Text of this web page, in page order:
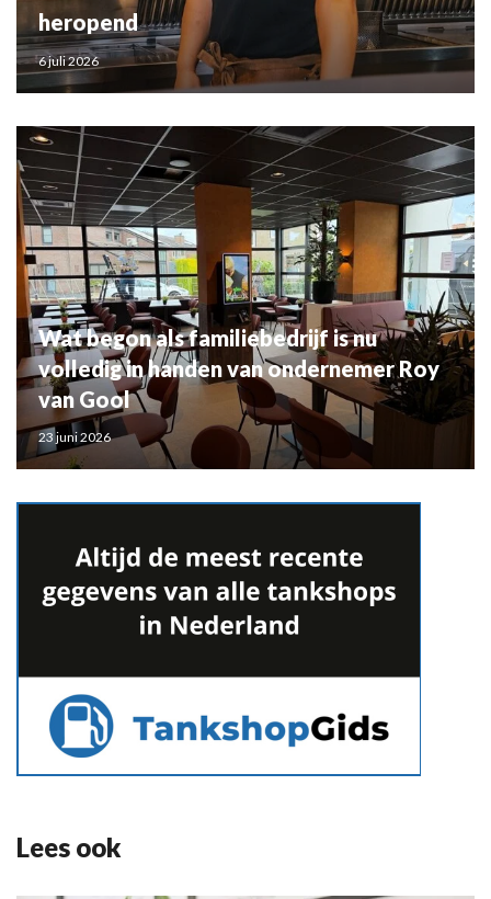
heropend
6 juli 2026
Wat begon als familiebedrijf is nu
volledig in handen van ondernemer Roy
van Gool
23 juni 2026
Lees ook